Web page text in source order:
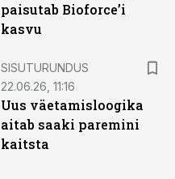
paisutab Bioforce’i
kasvu
SISUTURUNDUS
22.06.26, 11:16
Uus väetamisloogika
aitab saaki paremini
kaitsta